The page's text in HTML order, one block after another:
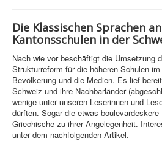
Die Klassischen Sprachen
Kantonsschulen in der
Nach wie vor beschäftigt die Umsetzung
Strukturreform für die höheren Schulen
Bevölkerung und die Medien. Es lief
Schweiz und ihre Nachbarländer
wenige unter unseren Leserinnen und
dürften. Sogar die etwas
Griechische zu ihrer Angelegenheit.
unter dem nachfolgenden Artikel.